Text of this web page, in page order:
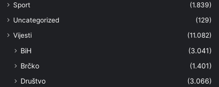
Sport
(1.839)
Uncategorized
(129)
Vijesti
(11.082)
BiH
(3.041)
Brčko
(1.401)
Društvo
(3.066)